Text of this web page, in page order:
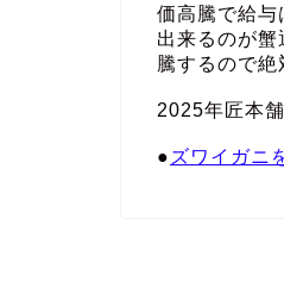
価高騰で給与
出来るのが
騰するので絶
2025年匠本
● ズワイガニ